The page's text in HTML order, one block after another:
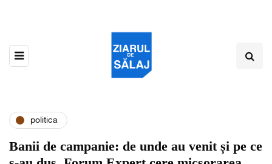
politica
Banii de campanie: de unde au venit și pe ce